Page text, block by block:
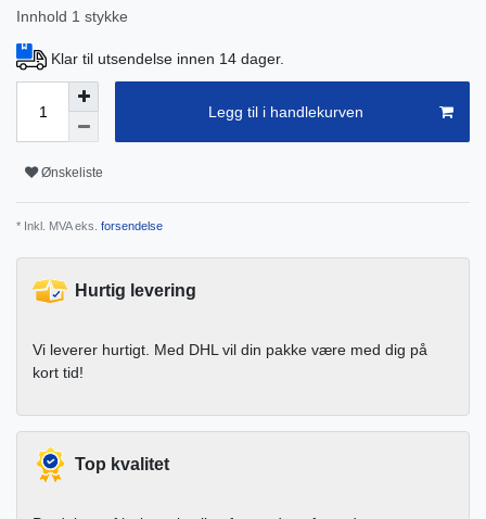
Innhold 1 stykke
Klar til utsendelse innen 14 dager.
Legg til i handlekurven
Ønskeliste
* Inkl. MVA eks. forsendelse
Hurtig levering
Vi leverer hurtigt. Med DHL vil din pakke være med dig på
kort tid!
Top kvalitet